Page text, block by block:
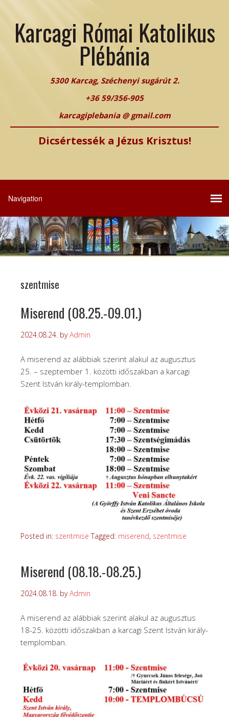
Karcagi Római Katolikus
Plébánia
5300 Karcag, Széchenyi sugárút 2.
+36 59/356-905
karcagiplebania @ gmail.com
Dicsértessék a Jézus Krisztus!
szentmise
Miserend (08.25.-09.01.)
2024.08.24. byAdmin
A miserend az alábbiak szerint alakul az augusztus
25. – szeptember 1. közötti időszakban a karcagi
Szent István király-templomban.
Posted in: szentmise Tagged: miserend, szentmise
Miserend (08.18.-08.25.)
2024.08.18. byAdmin
A miserend az alábbiak szerint alakul az augusztus
18-25. közötti időszakban a karcagi Szent István király-
templomban.